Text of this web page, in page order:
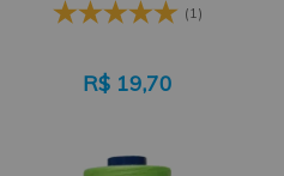
(1)
R$ 19,70